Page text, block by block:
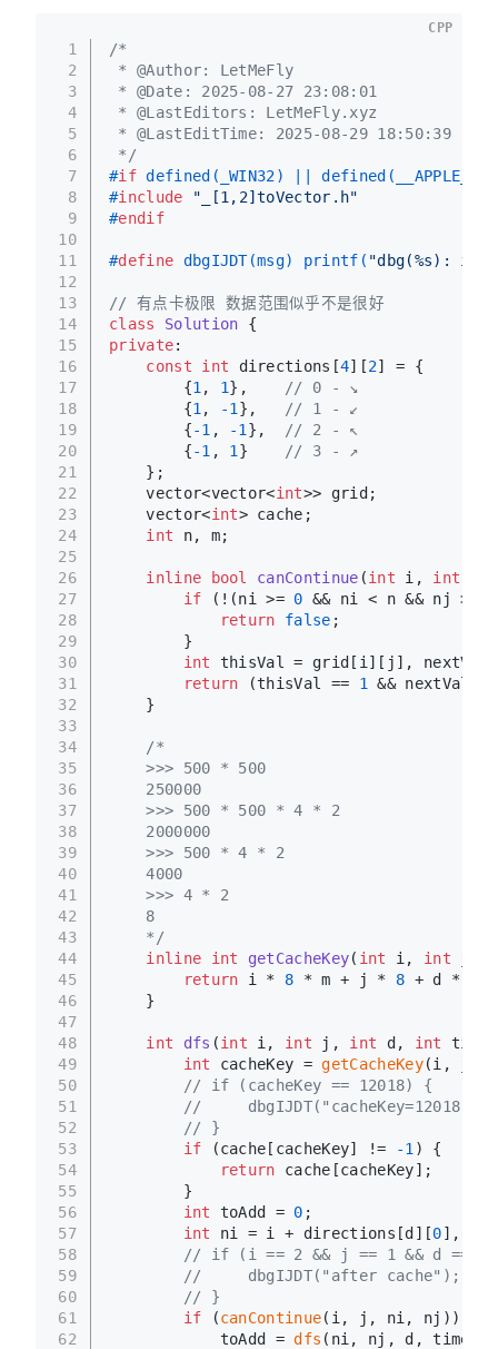
1
2
3
4
5
6
7
8
9
10
11
12
13
14
15
16
17
18
19
20
21
22
23
24
25
26
27
28
29
30
31
32
33
34
35
36
37
38
39
40
41
42
43
44
45
46
47
48
49
50
51
52
53
54
55
56
57
58
59
60
61
62
/*
* @Author: LetMeFly
* @Date: 2025-08-27 23:08:01
* @LastEditors: LetMeFly.xyz
* @LastEditTime: 2025-08-29 18:50:39
*/
#if defined(_WIN32) || defined(__APPLE__)
#include
"_[1,2]toVector.h"
#endif
#define dbgIJDT(msg) printf( "dbg(%s): i ==
// 有点卡极限 数据范围似乎不是很好
class
Solution {
private:
const
int directions[4][2] = {
        {
1 , 1},
// 0 - ↘️
        {
1 , -1 },
// 1 - ↙️
        {
-1 , -1 },
// 2 - ↖️
        {
-1 , 1 }
// 3 - ↗️
    };
    vector<vector<
int>> grid;
    vector<
int> cache;
int n, m;
inline bool canContinue (int i, int
if (!(ni >= 0 && ni < n && nj >=
return
false ;
        }
int thisVal = grid[i][j],
return (thisVal == 1
&& nextVal
    }
/*
    >>> 500 * 500
    250000
    >>> 500 * 500 * 4 * 2
    2000000
    >>> 500 * 4 * 2
    4000
    >>> 4 * 2
    8
    */
inline
int getCacheKey( int i, int
return i * 8 * m + j * 8 + d *
    }
int dfs (int i, int j, int d, int
int cacheKey = getCacheKey(i, j,
// if (cacheKey == 12018) {
//     dbgIJDT("cacheKey=12018");
// }
if (cache[cacheKey] != -1 ) {
return cache[cacheKey];
        }
int toAdd = 0 ;
int ni = i + directions[d][0], nj
// if (i == 2 && j == 1 && d == 2
//     dbgIJDT("after cache");
// }
if (canContinue(i, j, ni, nj)) {
            toAdd =
dfs (ni, nj, d, times);
CPP